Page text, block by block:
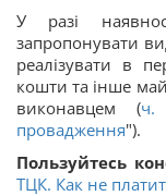
У разі
запропонувати
реалізувати в
кошти та інше
виконавцем (
провадження").
Пользуйтесь
ТЦК. Как не